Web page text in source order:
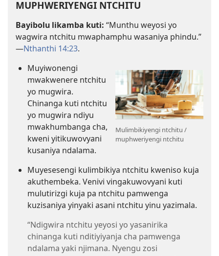
MUPHWERIYENGI NTCHITU
Bayibolu likamba kuti: “Munthu weyosi yo
wagwira ntchitu mwaphamphu wasaniya phindu.”​
—Nthanthi 14:23.
Mulimbikiyengi ntchitu /
muphweriyengi ntchitu
Muyiwonengi
mwakwenere ntchitu
yo mugwira.
Chinanga kuti ntchitu
yo mugwira ndiyu
mwakhumbanga cha,
kweni yitikuwovyani
kusaniya ndalama.
Muyesesengi kulimbikiya ntchitu kweniso kuja
akuthembeka. Venivi vingakuwovyani kuti
mulutirizgi kuja pa ntchitu pamwenga
kuzisaniya yinyaki asani ntchitu yinu yazimala.
“Ndigwira ntchitu yeyosi yo yasanirika
chinanga kuti nditiyiyanja cha pamwenga
ndalama yaki njimana. Nyengu zosi